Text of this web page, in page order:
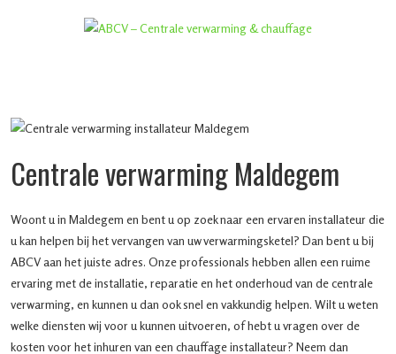
Centrale verwarming Maldegem
Woont u in Maldegem en bent u op zoek naar een ervaren installateur die
u kan helpen bij het vervangen van uw verwarmingsketel? Dan bent u bij
ABCV aan het juiste adres. Onze professionals hebben allen een ruime
ervaring met de installatie, reparatie en het onderhoud van de centrale
verwarming, en kunnen u dan ook snel en vakkundig helpen. Wilt u weten
welke diensten wij voor u kunnen uitvoeren, of hebt u vragen over de
kosten voor het inhuren van een chauffage installateur? Neem dan